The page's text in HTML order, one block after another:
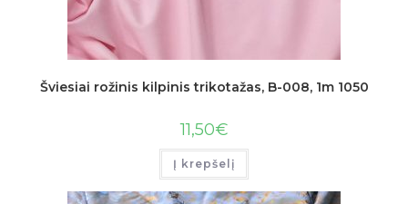
Šviesiai rožinis kilpinis trikotažas, B-008, 1m 1050
11,50€
Į krepšelį